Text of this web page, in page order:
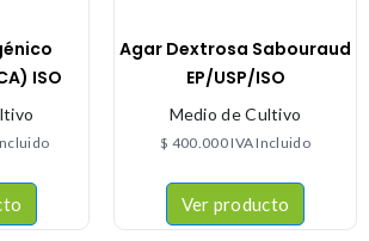
ISO
Agar Dextrosa Sabouraud
EP/USP/ISO
Medio de Cultivo
$ 400.000IVA Incluido
Ver producto